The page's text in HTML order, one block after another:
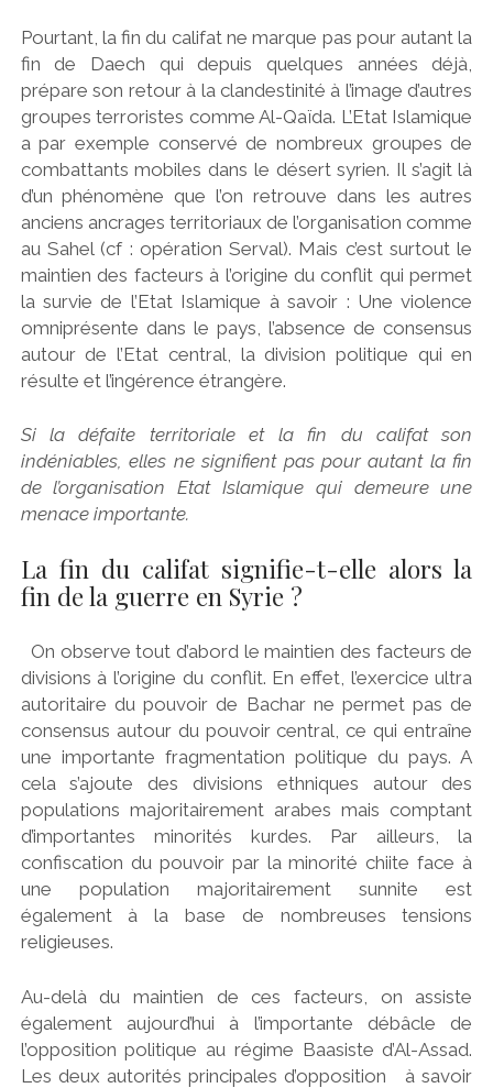
Pourtant, la fin du califat ne marque pas pour autant la
fin de Daech qui depuis quelques années déjà,
prépare son retour à la clandestinité à l’image d’autres
groupes terroristes comme Al-Qaïda. L’Etat Islamique
a par exemple conservé de nombreux groupes de
combattants mobiles dans le désert syrien. Il s’agit là
d’un phénomène que l’on retrouve dans les autres
anciens ancrages territoriaux de l’organisation comme
au Sahel (cf : opération Serval). Mais c’est surtout le
maintien des facteurs à l’origine du conflit qui permet
la survie de l’Etat Islamique à savoir : Une violence
omniprésente dans le pays, l’absence de consensus
autour de l’Etat central, la division politique qui en
résulte et l’ingérence étrangère.
Si la défaite territoriale et la fin du califat son
indéniables, elles ne signifient pas pour autant la fin
de l’organisation Etat Islamique qui demeure une
menace importante.
La fin du califat signifie-t-elle alors la
fin de la guerre en Syrie ?
On observe tout d’abord le maintien des facteurs de
divisions à l’origine du conflit. En effet, l’exercice ultra
autoritaire du pouvoir de Bachar ne permet pas de
consensus autour du pouvoir central, ce qui entraîne
une importante fragmentation politique du pays. A
cela s’ajoute des divisions ethniques autour des
populations majoritairement arabes mais comptant
d’importantes minorités kurdes. Par ailleurs, la
confiscation du pouvoir par la minorité chiite face à
une population majoritairement sunnite est
également à la base de nombreuses tensions
religieuses.
Au-delà du maintien de ces facteurs, on assiste
également aujourd’hui à l’importante débâcle de
l’opposition politique au régime Baasiste d’Al-Assad.
Les deux autorités principales d’opposition à savoir